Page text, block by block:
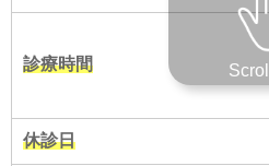
診療時間
休診日
Scroll